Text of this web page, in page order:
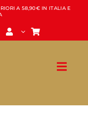
A 58,90€ IN ITALIA E